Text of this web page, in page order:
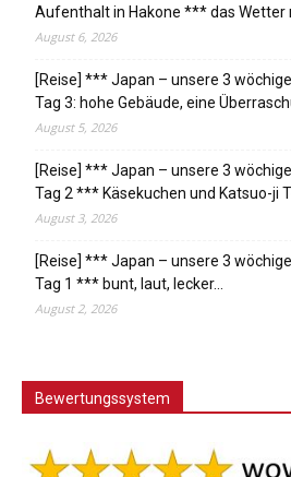
Aufenthalt in Hakone *** das Wetter
August 6, 2026
[Reise] *** Japan – unsere 3
Tag 3: hohe Gebäude, eine
August 5, 2026
[Reise] *** Japan – unsere 3
Tag 2 *** Käsekuchen und Katsuo-ji
August 3, 2026
[Reise] *** Japan – unsere 3
Tag 1 *** bunt, laut, lecker…
August 2, 2026
Bewertungssystem